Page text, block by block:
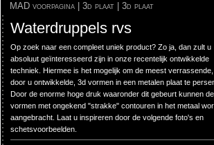
MAD voorpagina 3d plaat 3d plaat
Waterdruppels rvs
Op zoek naar een compleet uniek product? Zo ja, dan zult u
absoluut geïnteresseerd zijn in onze recentelijk ontwikkelde
techniek. Hiermee is het mogelijk om de meest verrassende,
door u ontwikkelde, 3d vormen in een metalen plaat te
Door de enorme hoge druk waaronder dit gebeurt kunnen de
vormen met ongekend "strakke" contouren in het metaal
aangebracht. Laat u inspireren door de volgende foto's en
schetsvoorbeelden.